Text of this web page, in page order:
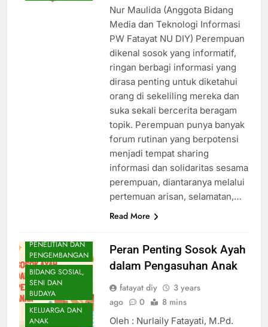
Nur Maulida (Anggota Bidang
Media dan Teknologi Informasi
PW Fatayat NU DIY) Perempuan
dikenal sosok yang informatif,
ringan berbagi informasi yang
dirasa penting untuk diketahui
orang di sekeliling mereka dan
suka sekali bercerita beragam
topik. Perempuan punya banyak
forum rutinan yang berpotensi
menjadi tempat sharing
informasi dan solidaritas sesama
perempuan, diantaranya melalui
pertemuan arisan, selamatan,…
Read More
PENELITIAN DAN
PENGEMBANGAN
BIDANG SOSIAL,
SENI DAN
BUDAYA
KELUARGA DAN
ANAK
Peran Penting Sosok Ayah
dalam Pengasuhan Anak
fatayat diy
3 years
ago
0 8 mins
Oleh : Nurlaily Fatayati, M.Pd.